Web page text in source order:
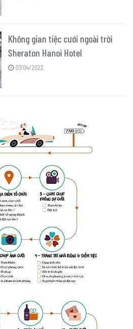
Không gian tiệc cưới ngoài trời
Sheraton Hanoi Hotel
07/04/2022